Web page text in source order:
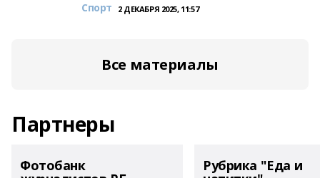
Спорт 2 ДЕКАБРЯ 2025, 11:57
Все материалы
Партнеры
Фотобанк Рубрика "Еда и